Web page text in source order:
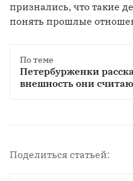
признались, что такие
понять прошлые
По теме
Петербурженки
внешность они
Поделиться статьей: